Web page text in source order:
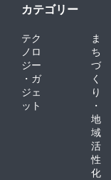
カテゴリー
テク
ノロ
ジー
・ガ
ジェ
ット
ま
ち
づ
く
り
・
地
域
活
性
化